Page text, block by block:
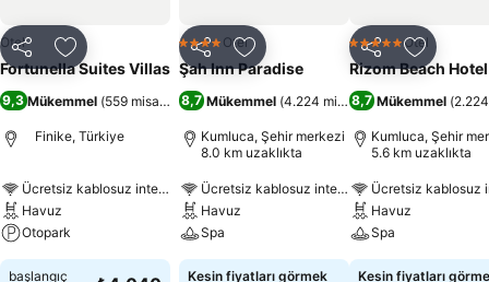
Paylaş Favorilerime ekle
Otel
Fortunella Suites Villas
9,3Mükemmel (559 misafir puanı)
Finike, Türkiye
Ücretsiz kablosuz internet
Havuz
Otopark
başlangıç
Paylaş Favorilerime ekle
4 Yıldız Otel
Şah Inn Paradise
8,7 Mükemmel (4.224 misafir puanı)
Kumluca, Şehir merkezi
8.0 km uzaklıkta
Ücretsiz kablosuz internet
Havuz
Spa
Kesin fiyatları görmek
Paylaş
5 Yıldız Otel
Rizom Beach Hotel
8,7 Mükemmel (
Kumluca, Şehir
5.6 km uzaklıkta
Ücretsiz kablosuz
Havuz
Spa
Kesin fiyatları